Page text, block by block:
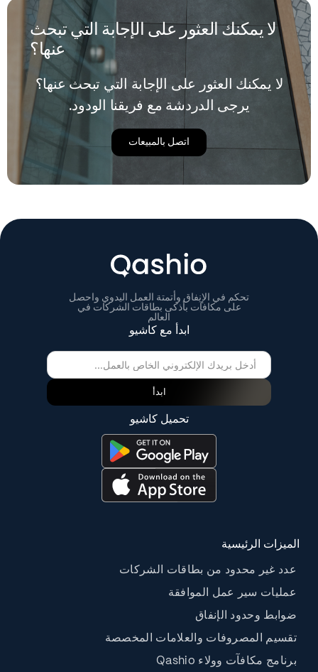
الدقيقة.
لا يمكنك العثور على الإجابة التي تبحث
عنها؟
لا يمكنك العثور على الإجابة التي تبحث عنها؟
يرجى الدردشة مع فريقنا الودود.
اتصل بالمبيعات
تحكم في الإنفاق وأتمتة العمل اليدوي واحصل
على مكافآت بأذكى بطاقات الشركات في
العالم
ابدأ مع كاشيو
ابدأ
تحميل كاشيو
الميزات الرئيسية
عدد غير محدود من بطاقات الشركات
عمليات سير عمل الموافقة
ضوابط وحدود الإنفاق
تقسيم المصروفات والعلامات المخصصة
برنامج مكافآت وولاء Qashio